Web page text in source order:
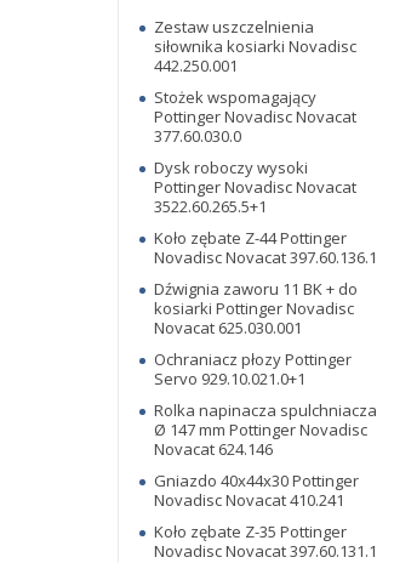
Zestaw uszczelnienia
siłownika kosiarki Novadisc
442.250.001
Stożek wspomagający
Pottinger Novadisc Novacat
377.60.030.0
Dysk roboczy wysoki
Pottinger Novadisc Novacat
3522.60.265.5+1
Koło zębate Z-44 Pottinger
Novadisc Novacat 397.60.136.1
Dźwignia zaworu 11 BK + do
kosiarki Pottinger Novadisc
Novacat 625.030.001
Ochraniacz płozy Pottinger
Servo 929.10.021.0+1
Rolka napinacza spulchniacza
Ø 147 mm Pottinger Novadisc
Novacat 624.146
Gniazdo 40x44x30 Pottinger
Novadisc Novacat 410.241
Koło zębate Z-35 Pottinger
Novadisc Novacat 397.60.131.1